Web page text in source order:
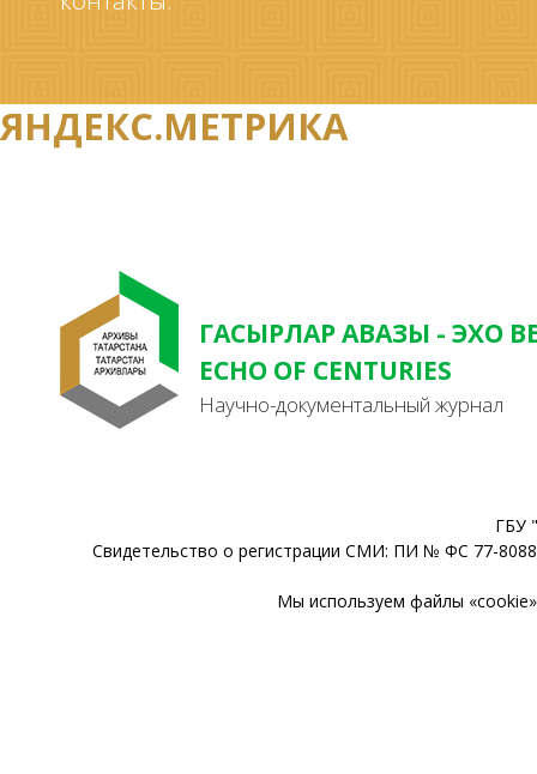
ЯНДЕКС.МЕТРИКА
ГАСЫРЛАР АВАЗЫ - ЭХО
ECHO OF CENTURIES
Научно-документальный журнал
ГБУ
Свидетельство о регистрации СМИ: ПИ № ФС 77-
Мы используем файлы «cookie»